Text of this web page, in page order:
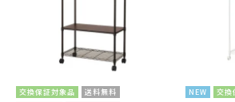
交換保証対象品
送料無料
NEW 交換